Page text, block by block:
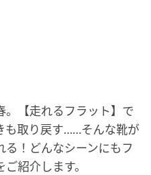
。【走れるフラット】で
も取り戻す……そんな靴が
る！どんなシーンにもフ
紹介します。